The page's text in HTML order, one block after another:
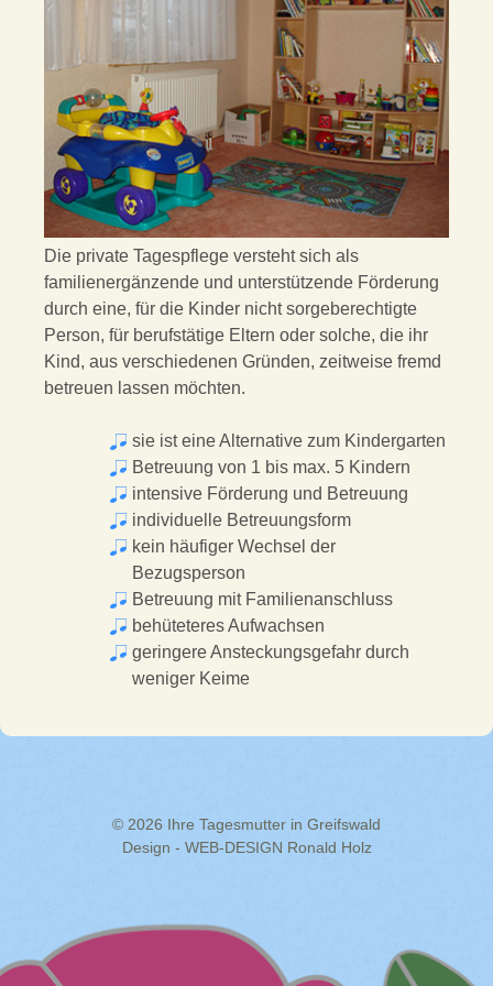
Die private Tagespflege versteht sich als
familienergänzende und unterstützende Förderung
durch eine, für die Kinder nicht sorgeberechtigte
Person, für berufstätige Eltern oder solche, die ihr
Kind, aus verschiedenen Gründen, zeitweise fremd
betreuen lassen möchten.
sie ist eine Alternative zum Kindergarten
Betreuung von 1 bis max. 5 Kindern
intensive Förderung und Betreuung
individuelle Betreuungsform
kein häufiger Wechsel der
Bezugsperson
Betreuung mit Familienanschluss
behüteteres Aufwachsen
geringere Ansteckungsgefahr durch
weniger Keime
© 2026 Ihre Tagesmutter in Greifswald
Design - WEB-DESIGN Ronald Holz